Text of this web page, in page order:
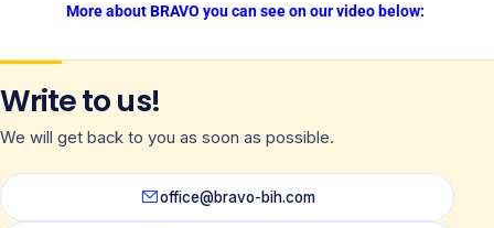
More about BRAVO you can see on our video below:
Write to us!
We will get back to you as soon as possible.
office@bravo-bih.com